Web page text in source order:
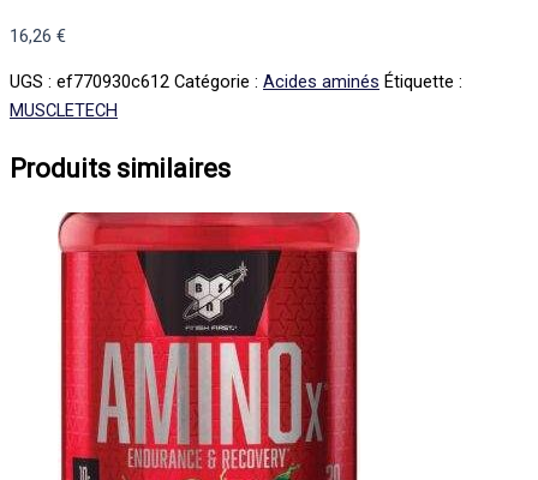
16,26 €
UGS : ef770930c612 Catégorie : Acides aminés Étiquette :
MUSCLETECH
Produits similaires